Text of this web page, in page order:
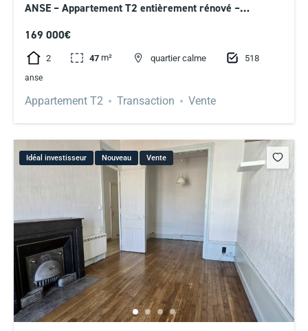
ANSE – Appartement T2 entièrement rénové –
169 000€
2 47 m² quartier calme 518
anse
Appartement T2 Transaction Vente
Idéal investisseur Nouveau Vente